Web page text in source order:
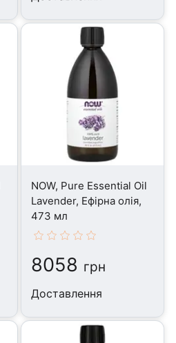
NOW, Pure Essential Oil
Lavender, Ефірна олія,
473 мл
8058 грн
Доставлення